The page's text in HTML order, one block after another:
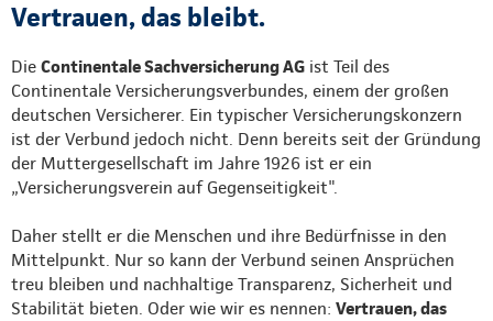
Vertrauen, das bleibt.
Die Continentale Sachversicherung AG ist Teil des
Continentale Versicherungsverbundes, einem der großen
deutschen Versicherer. Ein typischer Versicherungskonzern
ist der Verbund jedoch nicht. Denn bereits seit der Gründung
der Muttergesellschaft im Jahre 1926 ist er ein
„Versicherungsverein auf Gegenseitigkeit".
Daher stellt er die Menschen und ihre Bedürfnisse in den
Mittelpunkt. Nur so kann der Verbund seinen Ansprüchen
treu bleiben und nachhaltige Transparenz, Sicherheit und
Stabilität bieten. Oder wie wir es nennen: Vertrauen, das